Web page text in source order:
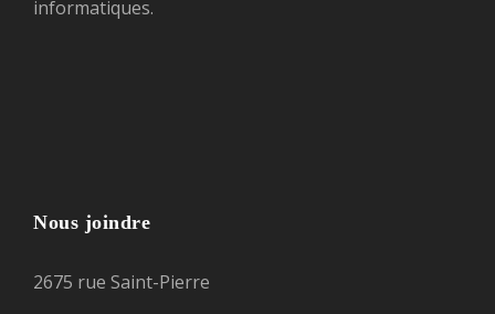
informatiques.
Nous joindre
2675 rue Saint-Pierre